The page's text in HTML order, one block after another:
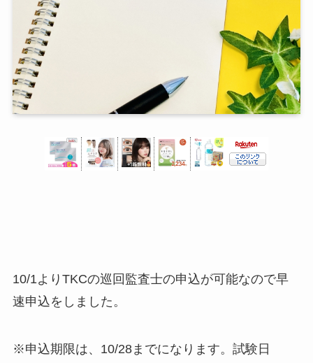
10/1よりTKCの巡回監査士の申込が可能なので早
速申込をしました。
※申込期限は、10/28までになります。試験日